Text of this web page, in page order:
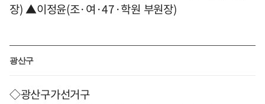
장) ▲이정윤(조·여·47·학원 부원장)
광산구
◇광산구가선거구